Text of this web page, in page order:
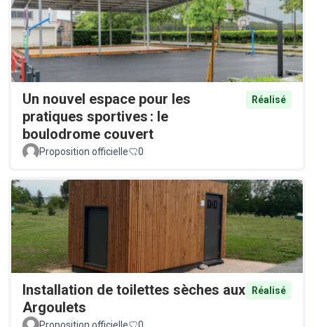
Un nouvel espace pour les
pratiques sportives : le
boulodrome couvert
Réalisé
Proposition officielle 0
Installation de toilettes sèches aux
Argoulets
Réalisé